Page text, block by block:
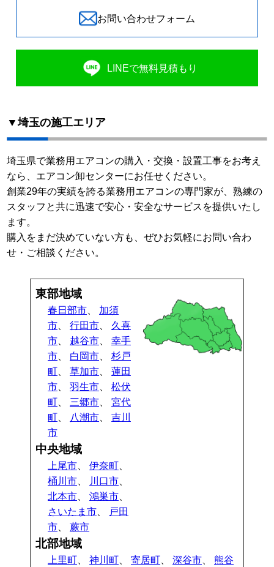
お問い合わせフォーム
LINEで無料見積もり
▼埼玉の施工エリア
埼玉県で業務用エアコンの購入・交換・設置工事をお考え
なら、エアコン卸センターにお任せください。
創業29年の実績を誇る業務用エアコンの専門家が、熟練の
スタッフと共に迅速で安心・安全なサービスを提供いたし
ます。
購入をまだ決めていない方も、ぜひお気軽にお問い合わ
せ・ご相談ください。
東部地域
春日部市
加須
市 、行田市
久喜
市
越谷市 、幸手
市
白岡市 、杉戸
町 、草加市 、蓮田
市 、羽生市 、松伏
町
三郷市 、宮代
町
八潮市 、吉川
市
中央地域
上尾市 、伊奈町
桶川市
川口市
北本市 、鴻巣市
さいたま市
戸田
市 、蕨市
北部地域
上里町 、神川町 、寄居町 、深谷市 、熊谷